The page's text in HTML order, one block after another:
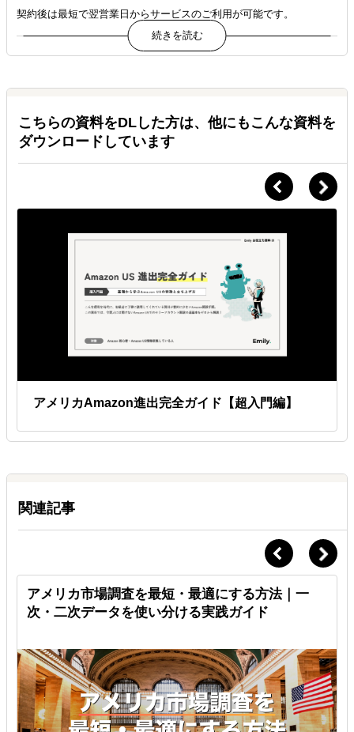
Tiger Corporation U.S.A.様
カスタマーサポートの課題を解決し、安定した サポートからテク
ノロジーを活かした体制へ。
契約後は最短で翌営業日からサービスのご利用が可能です。
Ｑ.普段のアシスタントとのやりとりはどのように取りますか？
Ａ.
Chatworkなどご希望の手段でのやり取りが可能です。
Ｑ.対応可能な時間帯は決まっていますか？
地時間でサポート致します。日本時間に合わせたオンラインミーティ
マニュアルなどの用意がなく、業務の切り分けもできていな
いのですが依頼可能ですか？
実際はマニュアルがないクライアント様がほとんどですので、業務の
務サポート致します。
1ヶ月分のみ10時間まで翌月へ繰越可能です。
こちらの資料をDLした方は、他にもこんな資料を
ダウンロードしています
アメリカAmazon進出完全ガイド【超入門編】
関連記事
アメリカ市場調査を最短・最適にする方法｜一
次・二次データを使い分ける実践ガイド